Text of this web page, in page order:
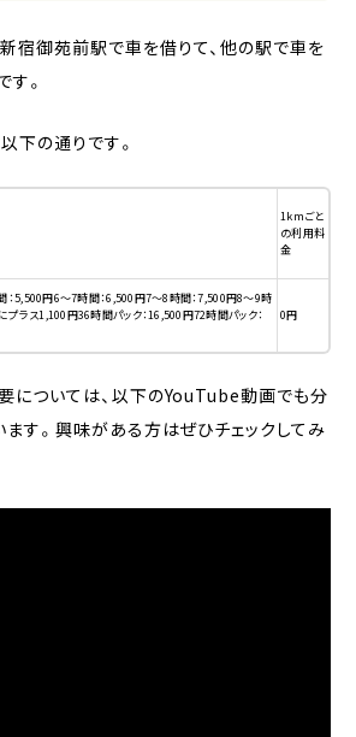
宿御苑前駅で車を借りて、他の駅で車を
す。
下の通りです。
1kmごと
の利用料
金
：5,500円6〜7時間：6,500円7〜8時間：7,500円8〜9時
ラス1,100円36時間パック：16,500円72時間パック：
0円
については、以下のYouTube動画でも分
ます。興味がある方はぜひチェックしてみ